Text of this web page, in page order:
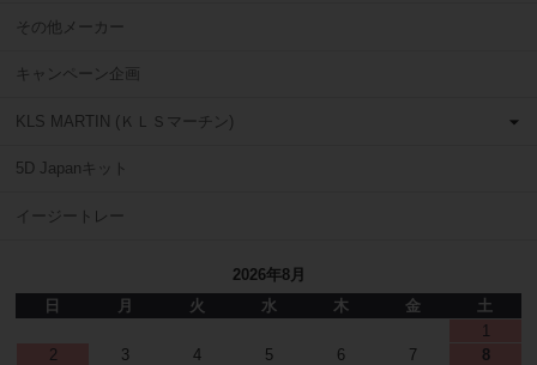
その他メーカー
キャンペーン企画
KLS MARTIN (ＫＬＳマーチン)
5D Japanキット
イージートレー
2026年8月
日
月 火 水 木 金
土
1
2
3 4 5 6 7
8